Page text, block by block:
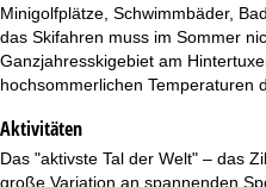
Minigolfplätze, Schwimmbäder,
das Skifahren muss im Sommer
Ganzjahresskigebiet am
hochsommerlichen Temperaturen
Aktivitäten
Das "aktivste Tal der Welt" – das
große Variation an spannenden